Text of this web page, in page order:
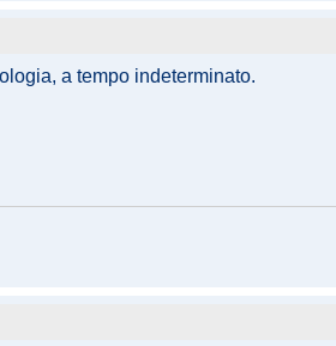
a tempo indeterminato.